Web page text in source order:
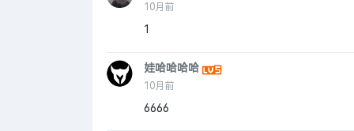
10月前
1
娃哈哈哈哈
10月前
6666